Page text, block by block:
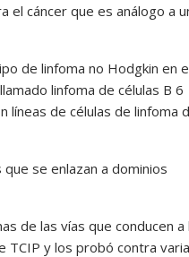
el cáncer que es análogo a
de linfoma no Hodgkin en
linfoma de células B 6
líneas de células de linfoma
se enlazan a dominios
de las vías que conducen a
TCIP y los probó contra